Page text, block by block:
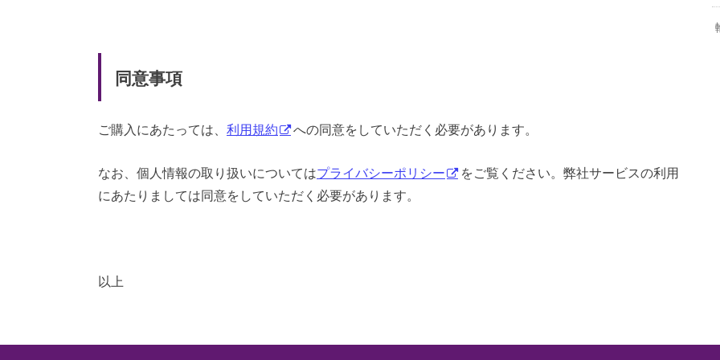
同意事項
ご購入にあたっては、 利用規約 への同意をしていただく必要があります。
なお、個人情報の取り扱いについてはプライバシーポリシー
をご覧ください。弊社サービスの利用
にあたりましては同意をしていただく必要があります。
以上